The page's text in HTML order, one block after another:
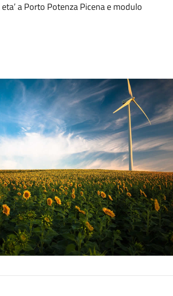
a Porto Potenza Picena e modulo